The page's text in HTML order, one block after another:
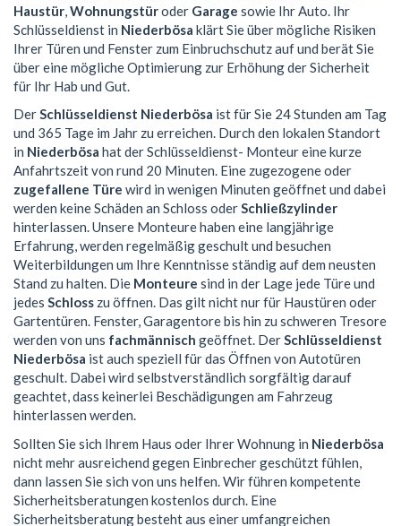
Haustür,Wohnungstüroder Garage sowie Ihr Auto. Ihr
Schlüsseldienst in Niederbösa klärt Sie über mögliche Risiken
Ihrer Türen und Fenster zum Einbruchschutz auf und berät Sie
über eine mögliche Optimierung zur Erhöhung der Sicherheit
für Ihr Hab und Gut.
DerSchlüsseldienst Niederbösa ist für Sie 24 Stunden am Tag
und 365 Tage im Jahr zu erreichen. Durch den lokalen Standort
in Niederbösa hat der Schlüsseldienst- Monteur eine kurze
Anfahrtszeit von rund 20 Minuten. Eine zugezogene oder
zugefallene Türe wird in wenigen Minuten geöffnet und dabei
werden keine Schäden an Schloss oderSchließzylinder
hinterlassen. Unsere Monteure haben eine langjährige
Erfahrung, werden regelmäßig geschult und besuchen
Weiterbildungen um Ihre Kenntnisse ständig auf dem neusten
Stand zu halten. Die Monteure sind in der Lage jede Türe und
jedes Schloss zu öffnen. Das gilt nicht nur für Haustüren oder
Gartentüren. Fenster, Garagentore bis hin zu schweren Tresore
werden von uns fachmännisch geöffnet. DerSchlüsseldienst
Niederbösa ist auch speziell für das Öffnen von Autotüren
geschult. Dabei wird selbstverständlich sorgfältig darauf
geachtet, dass keinerlei Beschädigungen am Fahrzeug
hinterlassen werden.
Sollten Sie sich Ihrem Haus oder Ihrer Wohnung in Niederbösa
nicht mehr ausreichend gegen Einbrecher geschützt fühlen,
dann lassen Sie sich von uns helfen. Wir führen kompetente
Sicherheitsberatungen kostenlos durch. Eine
Sicherheitsberatung besteht aus einer umfangreichen